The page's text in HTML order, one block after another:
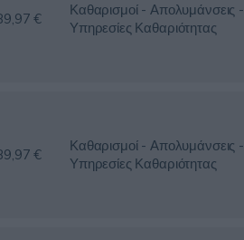
€
Καθαρισμοί - Απολυμάνσεις -
Υπηρεσίες Καθαριότητας
€
Καθαρισμοί - Απολυμάνσεις -
Υπηρεσίες Καθαριότητας